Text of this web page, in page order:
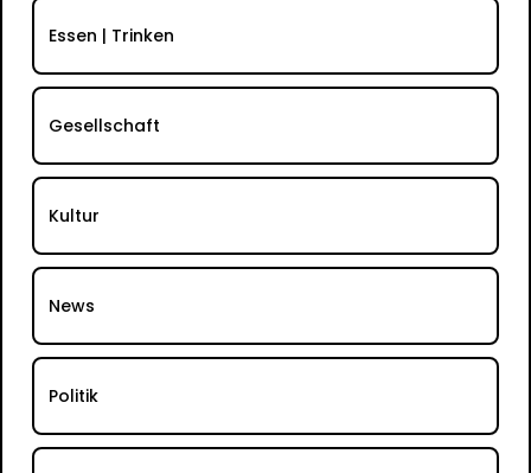
Essen | Trinken
Gesellschaft
Kultur
News
Politik